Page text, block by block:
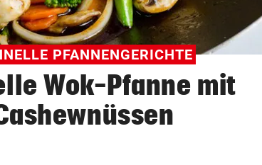
PFANNENGERICHTE
Wok-Pfanne mit